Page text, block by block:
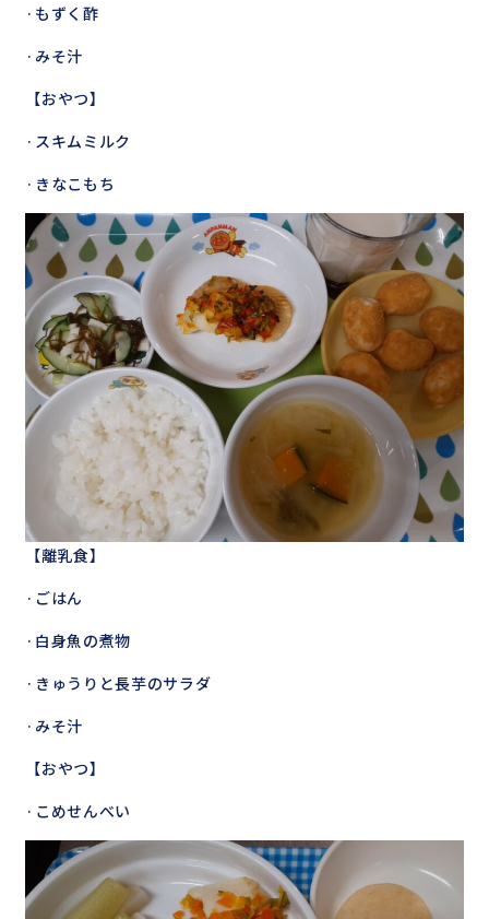
·もずく酢
·みそ汁
【おやつ】
·スキムミルク
·きなこもち
【離乳食】
·ごはん
·白身魚の煮物
·きゅうりと長芋のサラダ
·みそ汁
【おやつ】
·こめせんべい